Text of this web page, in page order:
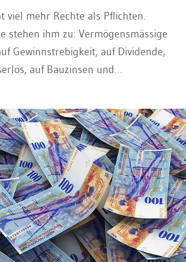
viel mehr Rechte als Pflichten.
stehen ihm zu: Vermögensmässige
Gewinnstrebigkeit, auf Dividende,
auf Bauzinsen und
Rechte abgehandelt.